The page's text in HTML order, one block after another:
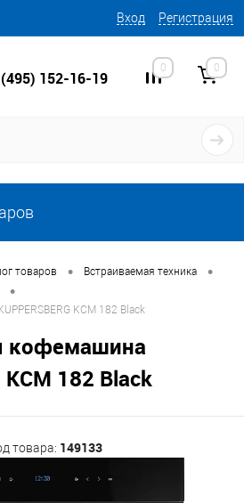
Вход Регистрация
152-16-19
0 0
товаров • Встраиваемая техника •
•
KCM 182 Black
кофемашина
KCM 182 Black
товара: 149133